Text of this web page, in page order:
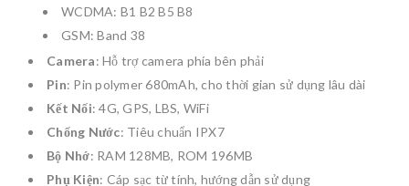
WCDMA: B1 B2 B5 B8
GSM: Band 38
Camera: Hỗ trợ camera phía bên phải
Pin: Pin polymer 680mAh, cho thời gian sử dụng lâu dài
Kết Nối: 4G, GPS, LBS, WiFi
Chống Nước: Tiêu chuẩn IPX7
Bộ Nhớ: RAM 128MB, ROM 196MB
Phụ Kiện: Cáp sạc từ tính, hướng dẫn sử dụng